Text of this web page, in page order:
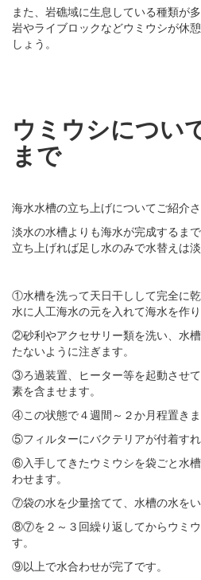
また、岩礁域に生息している種類が
岩やライブロックなどウミウシが休
しょう。
ウミウシについ
まで
海水水槽の立ち上げについてご紹介さ
淡水の水槽よりも海水が完成するま
立ち上げれば足し水のみで水替えは
①水槽を洗って天日干しして完全に
水に人工海水の元を入れて海水を作り
②砂利やアクセサリー類を洗い、水
たないように注ぎます。
③ろ過装置、ヒーター等を起動させ
素を含ませます。
④この状態で４週間～２か月程置きま
⑤フィルターにバクテリアが付着すれ
⑥入手してきたウミウシを袋ごと水
わせます。
⑦袋の水を少量捨てて、水槽の水をい
⑧⑦を２～３回繰り返してからウミ
す。
⑨以上で水合わせが完了です。